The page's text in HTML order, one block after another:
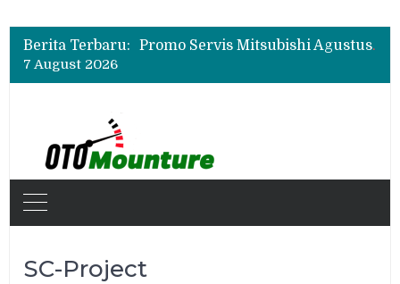
Berita Terbaru:
Bukan Cuma Layar 14,6 Inci, Ini Fitur Pintar Changan Nevo Q05 yang Dibanderol Rp309 Juta
Promo Servis Mitsubishi Agustus 2026, Ada Diskon ESP dan Bodi & Cat Kilau Merdeka
Bukan Cuma Layar 14,6 Inci, Ini Fitur Pintar Changan Nevo Q05 yang Dibanderol Rp309 Juta
7 August 2026
SC-Project